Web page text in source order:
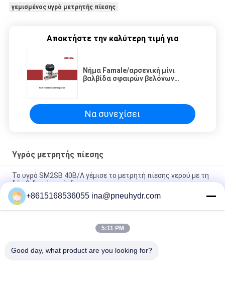
γεμισμένος υγρό μετρητής πίεσης
Αποκτήστε την καλύτερη τιμή για
Νήμα Famale/αρσενική μίνι
βαλβίδα σφαιρών βελόνων
Να συνεχίσει
Υγρός μετρητής πίεσης
Το υγρό SM2SB 40B/Λ γέμισε το μετρητή πίεσης νερού με τη
δύο βιδωμένη σύνδεση
SM1SP ενός κομματιού μετρητής πίεσης σύνδεσης υγρός με
την πτυχωμένη περίπτωση
63B / Λ γεμισμένη συγκόλληση λέιζερ μετρητών πίεσης
+8615168536055 ina@pneuhydr.com
5:11 PM
Good day, what product are you looking for?